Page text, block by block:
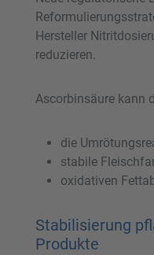
Hersteller
reduzieren.
Ascorbinsäure kann
die
stabile
oxidativen
Stabilisierung
Produkte